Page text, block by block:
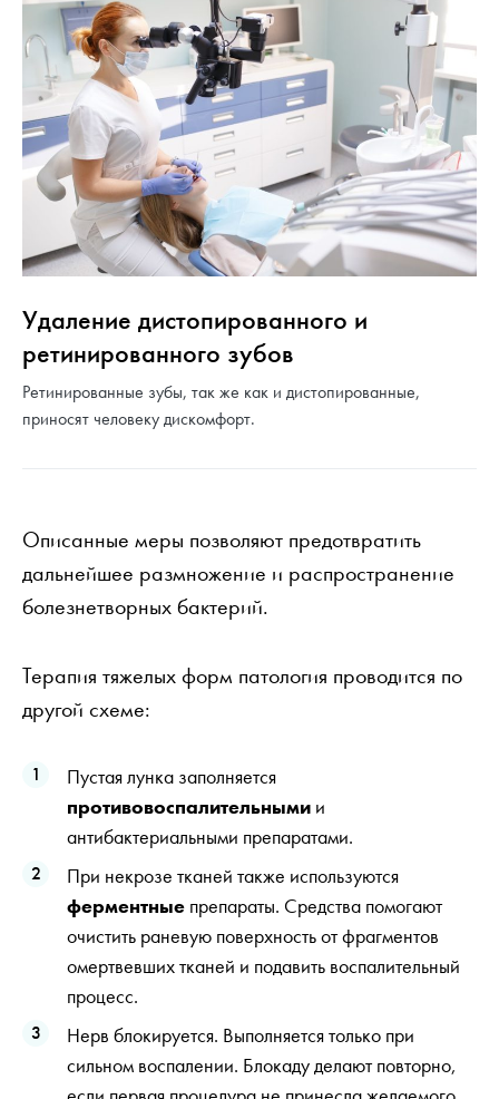
Удаление дистопированного и
ретинированного зубов
Ретинированные зубы, так же как и дистопированные,
приносят человеку дискомфорт.
Описанные меры позволяют предотвратить
дальнейшее размножение и распространение
болезнетворных бактерий.
Терапия тяжелых форм патология проводится по
другой схеме:
Пустая лунка заполняется
противовоспалительными и
антибактериальными препаратами.
При некрозе тканей также используются
ферментные препараты. Средства помогают
очистить раневую поверхность от фрагментов
омертвевших тканей и подавить воспалительный
процесс.
Нерв блокируется. Выполняется только при
сильном воспалении. Блокаду делают повторно,